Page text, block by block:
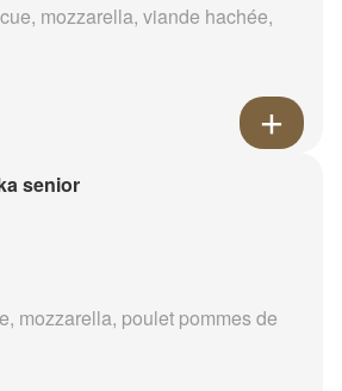
mozzarella, viande hachée,
senior
mozzarella, poulet pommes de